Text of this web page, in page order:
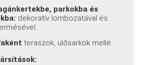
parkokba és
dekoratív lombozatával és
teraszok, ülősarkok mellé.